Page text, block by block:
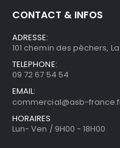
CONTACT & INFOS
ADRESSE:
101 chemin des pêchers,
TELEPHONE:
09 72 67 54 54
EMAIL:
commercial@asb-
HORAIRES
Lun- Ven / 9H00 - 18H00